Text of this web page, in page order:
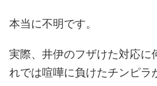
本当に不明です。
実際、井伊のフザけた対応に
れでは喧嘩に負けたチンピラ